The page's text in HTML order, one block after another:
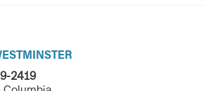
2419